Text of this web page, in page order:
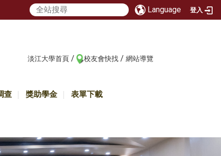
Language 登入
淡江大學首頁 / 校友會快找 / 網站導覽
查 獎助學金 表單下載